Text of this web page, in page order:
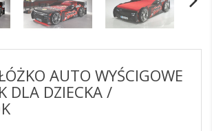
AUTO WYŚCIGOWE
DLA DZIECKA /